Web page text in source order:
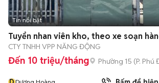
Tin nổi bật
Tuyển nhan viên kho, theo xe soạn
CTY TNHH VPP NĂNG ĐỘNG
Đến 10 triệu/tháng Phường 15 (P. Phú